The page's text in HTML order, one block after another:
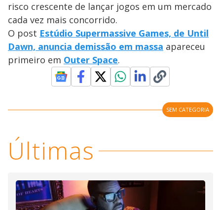
risco crescente de lançar jogos em um mercado
cada vez mais concorrido.
O post Estúdio Supermassive Games, de Until
Dawn, anuncia demissão em massa apareceu
primeiro em Outer Space.
SEM CATEGORIA
Últimas